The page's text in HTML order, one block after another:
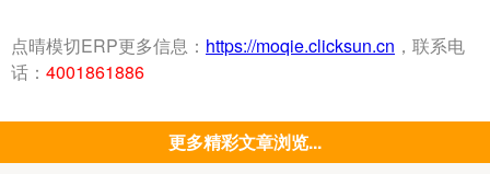
点晴模切ERP更多信息： https://moqie.clicksun.cn ，联系电
话： 4001861886
更多精彩文章浏览...